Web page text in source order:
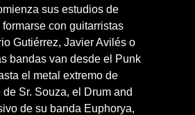
sus estudios de
con guitarristas
Gutiérrez, Javier Avilés o
bandas van desde el Punk
el metal extremo de
Sr. Souza, el Drum and
de su banda Euphorya,